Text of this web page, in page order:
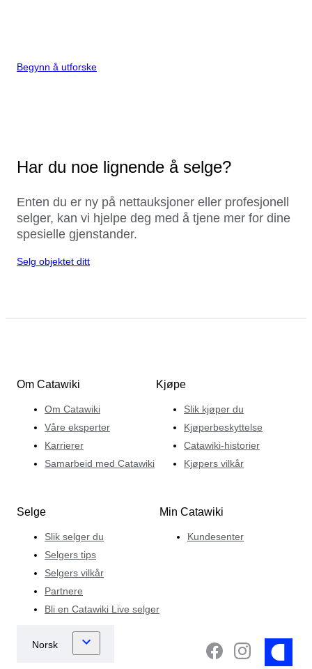
Begynn å utforske
Har du noe lignende å selge?
Enten du er ny på nettauksjoner eller profesjonell
selger, kan vi hjelpe deg med å tjene mer for dine
spesielle gjenstander.
Selg objektet ditt
Om Catawiki
Om Catawiki
Våre eksperter
Karrierer
Samarbeid med Catawiki
Kjøpe
Slik kjøper du
Kjøperbeskyttelse
Catawiki-historier
Kjøpers vilkår
Selge
Slik selger du
Selgers tips
Selgers vilkår
Partnere
Bli en Catawiki Live selger
Min Catawiki
Kundesenter